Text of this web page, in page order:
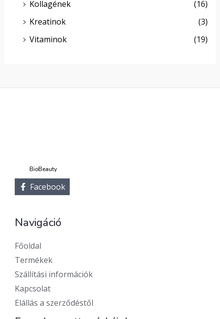
Kollagének
(16)
Kreatinok
(3)
Vitaminok
(19)
BioBeauty
Facebook
Navigáció
Főoldal
Termékek
Szállítási információk
Kapcsolat
Elállás a szerződéstől